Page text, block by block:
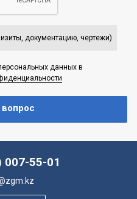
документацию, чертежи)
данных в
007-55-01